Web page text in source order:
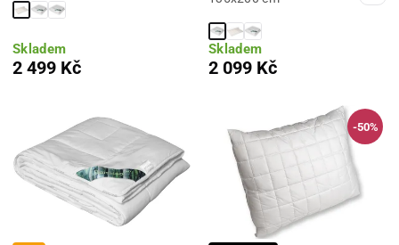
Skladem
2 499 Kč
Skladem
2 099 Kč
-50%